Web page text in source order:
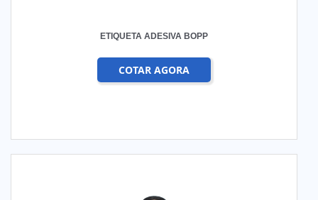
ETIQUETA ADESIVA BOPP
COTAR AGORA